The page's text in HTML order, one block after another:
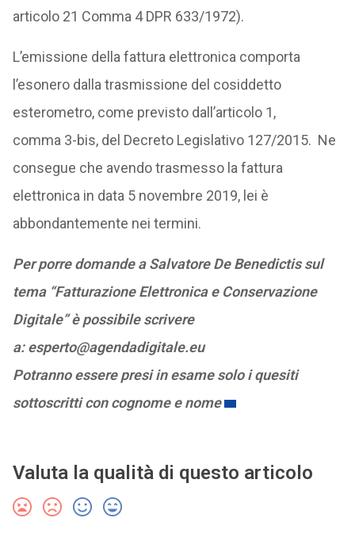
articolo 21 Comma 4 DPR 633/1972).
L’emissione della fattura elettronica comporta
l’esonero dalla trasmissione del cosiddetto
esterometro, come previsto dall’articolo 1,
comma 3-bis, del Decreto Legislativo 127/2015. Ne
consegue che avendo trasmesso la fattura
elettronica in data 5 novembre 2019, lei è
abbondantemente nei termini.
Per porre domande a Salvatore De Benedictis sul
tema “Fatturazione Elettronica e Conservazione
Digitale” è possibile scrivere
a: esperto@agendadigitale.eu
Potranno essere presi in esame solo i quesiti
sottoscritti con cognome e nome
Valuta la qualità di questo articolo